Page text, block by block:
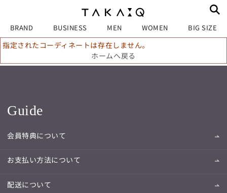
BRAND BUSINESS MEN WOMEN BIG SIZE
指定されたコーディネートは存在しません。
ホームへ戻る
Guide
会員特典について
お支払い方法について
配送について